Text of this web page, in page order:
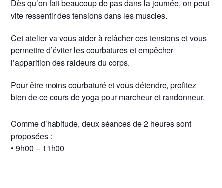
Dès qu’on fait beaucoup de pas dans la journée, on peut
vite ressentir des tensions dans les muscles.
Cet atelier va vous aider à relâcher ces tensions et vous
permettre d’éviter les courbatures et empêcher
l’apparition des raideurs du corps.
Pour être moins courbaturé et vous détendre, profitez
bien de ce cours de yoga pour marcheur et randonneur.
Comme d’habitude, deux séances de 2 heures sont
proposées :
• 9h00 – 11h00